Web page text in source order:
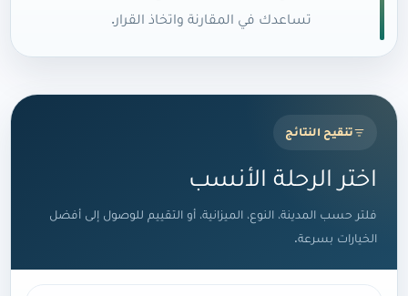
تساعدك في المقارنة واتخاذ القرار.
تنقيح النتائج
اختر الرحلة الأنسب
فلتر حسب المدينة، النوع، الميزانية، أو التقييم للوصول إلى أفضل
الخيارات بسرعة.